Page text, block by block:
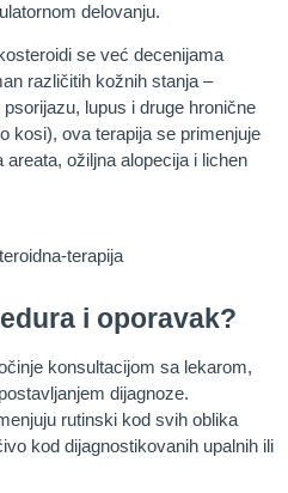
delovanju.
se već decenijama
različitih kožnih stanja –
lupus i druge hronične
kosi), ova terapija se primenjuje
ožiljna alopecija i lichen
i oporavak?
konsultacijom sa lekarom,
dijagnoze.
rutinski kod svih oblika
kod dijagnostikovanih upalnih ili